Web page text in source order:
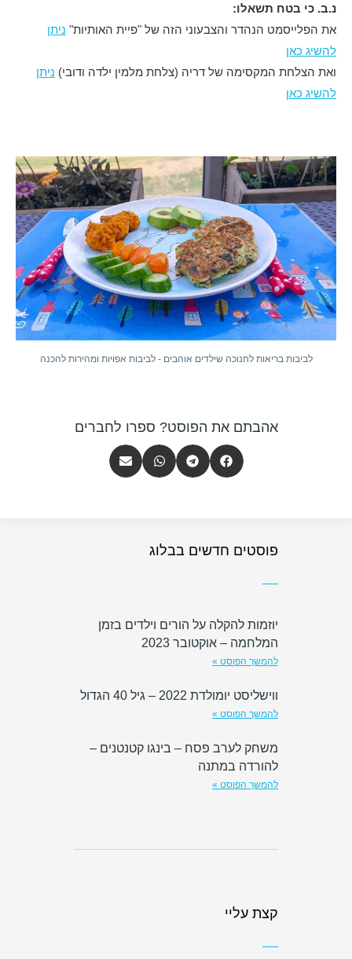
נ.ב. כי בטח תשאלו:
את הפלייסמט הנהדר והצבעוני הזה של "פיית האותיות" ניתן
להשיג כאן
ואת הצלחת המקסימה של דריה (צלחת מלמין ילדה ודובי) ניתן
להשיג כאן
לביבות בריאות לחנוכה שילדים אוהבים - לביבות אפויות ומהירות להכנה
אהבתם את הפוסט? ספרו לחברים
פוסטים חדשים בבלוג
יוזמות להקלה על הורים וילדים בזמן
המלחמה – אוקטובר 2023
להמשך הפוסט »
ווישליסט יומולדת 2022 – גיל 40 הגדול
להמשך הפוסט »
משחק לערב פסח – בינגו קטנטנים –
להורדה במתנה
להמשך הפוסט »
קצת עליי